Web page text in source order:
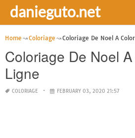
danieguto.net
Home Coloriage Coloriage De Noel A
Coloriage De Noel
Ligne
COLORIAGE FEBRUARY 03, 2020 21:57